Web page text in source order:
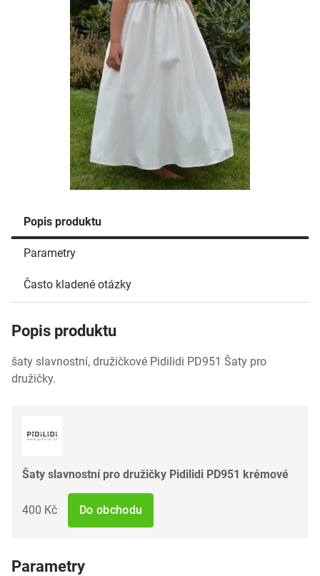
Popis produktu
Parametry
Často kladené otázky
Popis produktu
šaty slavnostní, družičkové Pidilidi PD951 Šaty pro
družičky.
Šaty slavnostní pro družičky Pidilidi PD951 krémové
400 Kč Do obchodu
Parametry